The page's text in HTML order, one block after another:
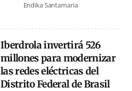
Endika Santamaria
Iberdrola invertirá 526
millones para modernizar
las redes eléctricas del
Distrito Federal de Brasil